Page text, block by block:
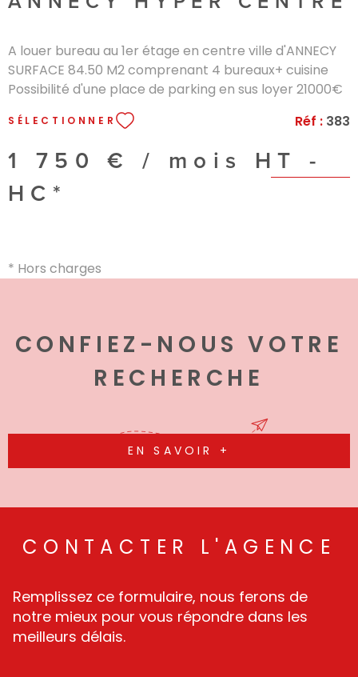
A louer bureau au 1er étage en centre ville d'ANNECY
SURFACE 84.50 M2 comprenant 4 bureaux+ cuisine
Possibilité d'une place de parking en sus loyer 21000€
ht/an charges 4500€/an taxe foncière 2275€/an
SÉLECTIONNER Réf : 383
1 750 € / mois
HT -
HC*
* Hors charges
CONFIEZ-NOUS VOTRE
RECHERCHE
EN SAVOIR +
CONTACTER L'AGENCE
Remplissez ce formulaire, nous ferons de
notre mieux pour vous répondre dans les
meilleurs délais.